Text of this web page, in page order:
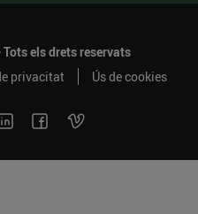
Tots els drets reservats
privacitat Ús de cookies